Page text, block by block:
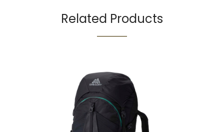
Related Products